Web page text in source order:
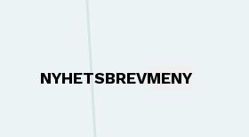
NYHETSBREVMENY